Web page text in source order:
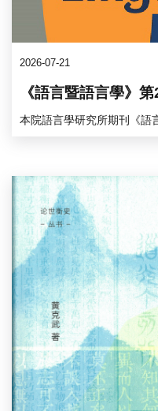
2026-07-21
《語言暨語言學》
本院語言學研究所期刊《語